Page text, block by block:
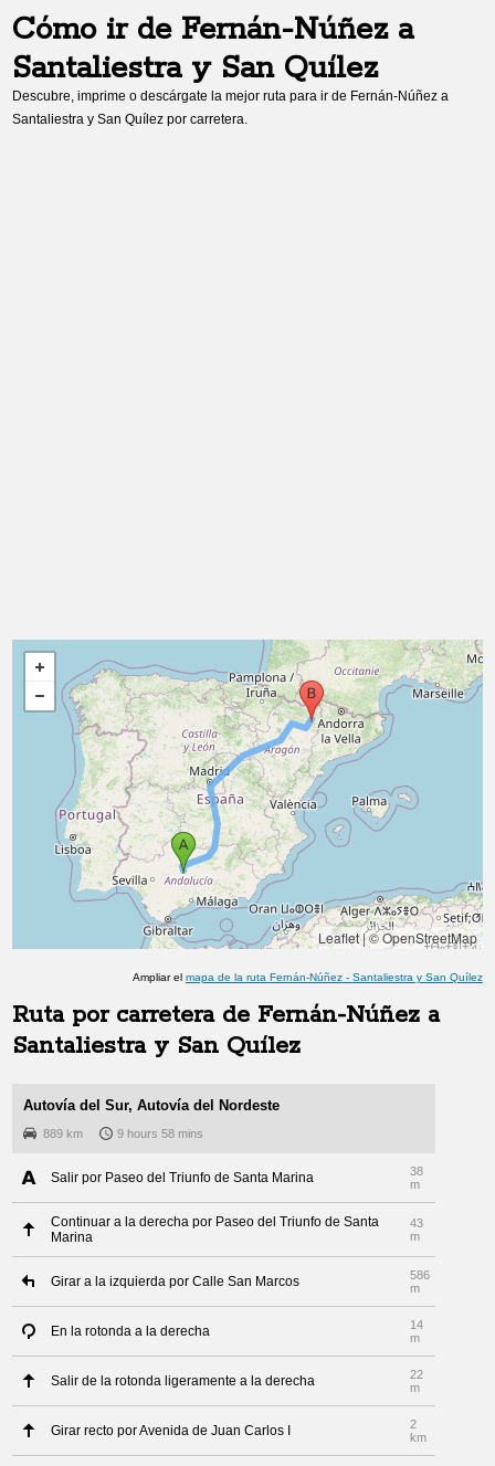
Cómo ir de Fernán-Núñeza
Santaliestra y San Quílez
Descubre, imprime o descárgate la mejor ruta para ir de Fernán-Núñez a
Santaliestra y San Quílez por carretera.
Leaflet|© OpenStreetMap
Ampliar el mapa de la ruta Fernán-Núñez- Santaliestra y San Quílez
Ruta por carretera de Fernán-Núñez a
Santaliestra y San Quílez
Autovía del Sur, Autovía del Nordeste
889 km 9 hours 58 mins
Salir por Paseo del Triunfo de Santa Marina
38
m
Continuar a la derecha por Paseo del Triunfo de Santa
Marina
43
m
Girar a la izquierda por Calle San Marcos
586
m
En la rotonda a la derecha
14
m
Salir de la rotonda ligeramente a la derecha
22
m
Girar recto por Avenida de Juan Carlos I
2
km